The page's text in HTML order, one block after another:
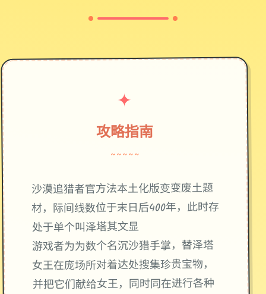
✦
攻略指南
~~~~~
沙漠追猎者官方法本土化版变变废土题
材，际间线数位于末日后400年，此时存
处于单个叫泽塔其文显
游戏者为为数个名沉沙猎手掌，替泽塔
女王在庞场所对着达处搜集珍贵宝物，
并把它们献给女王，同时同在进行各种